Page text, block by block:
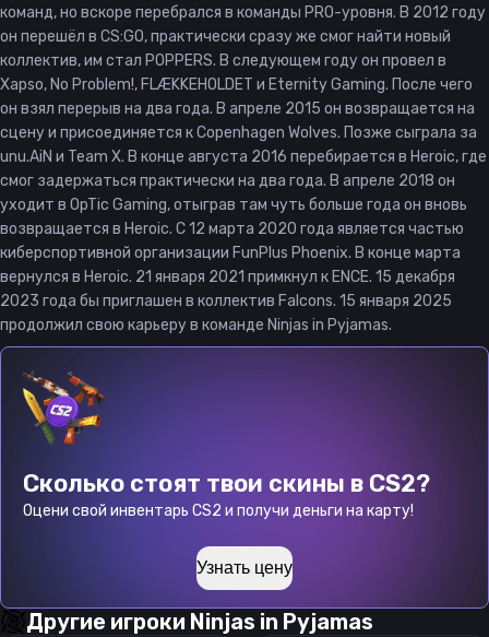
команд, но вскоре перебрался в команды PRO-уровня. В 2012 году
он перешёл в CS:GO, практически сразу же смог найти новый
коллектив, им стал POPPERS. В следующем году он провел в
Xapso, No Problem!, FLÆKKEHOLDET и Eternity Gaming. После чего
он взял перерыв на два года. В апреле 2015 он возвращается на
сцену и присоединяется к Copenhagen Wolves. Позже сыграла за
unu.AiN и Team X. В конце августа 2016 перебирается в Heroic, где
смог задержаться практически на два года. В апреле 2018 он
уходит в OpTic Gaming, отыграв там чуть больше года он вновь
возвращается в Heroic. C 12 марта 2020 года является частью
киберспортивной организации FunPlus Phoenix. В конце марта
вернулся в Heroic. 21 января 2021 примкнул к ENCE. 15 декабря
2023 года бы приглашен в коллектив Falcons. 15 января 2025
продолжил свою карьеру в команде Ninjas in Pyjamas.
Сколько стоят твои скины в CS2?
Оцени свой инвентарь CS2 и получи деньги на карту!
Узнать цену
Другие игроки Ninjas in Pyjamas